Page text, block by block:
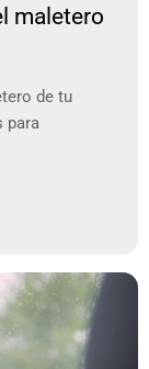
maletero
de tu
para